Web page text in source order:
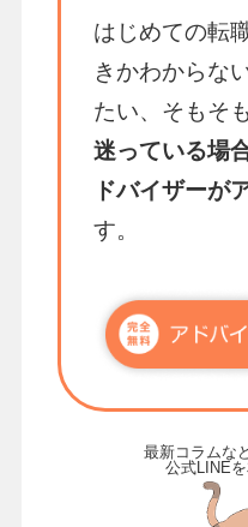
はじめての転
きかわからな
たい、そもそも
迷っている場
ドバイザーが
す。
最新コラムな
公式LINE